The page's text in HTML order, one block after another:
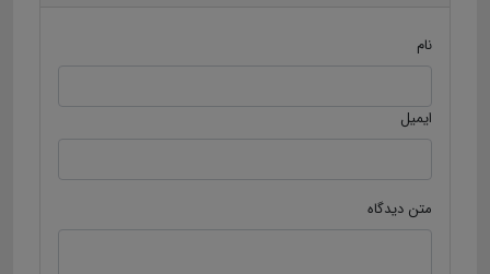
نام
ایمیل
متن دیدگاه